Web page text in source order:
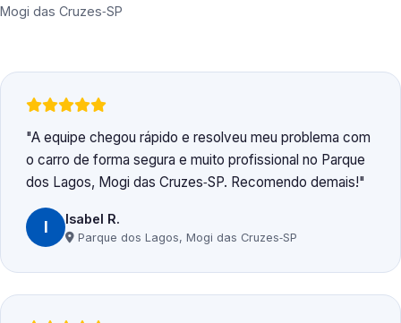
Mogi das Cruzes‑SP
A equipe chegou rápido e resolveu meu problema com
o carro de forma segura e muito profissional no Parque
dos Lagos, Mogi das Cruzes‑SP. Recomendo demais!
I Isabel R.
Parque dos Lagos, Mogi das Cruzes‑SP